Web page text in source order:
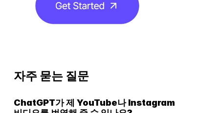
자주 묻는 질문
ChatGPT가 제 YouTube나 Instagram